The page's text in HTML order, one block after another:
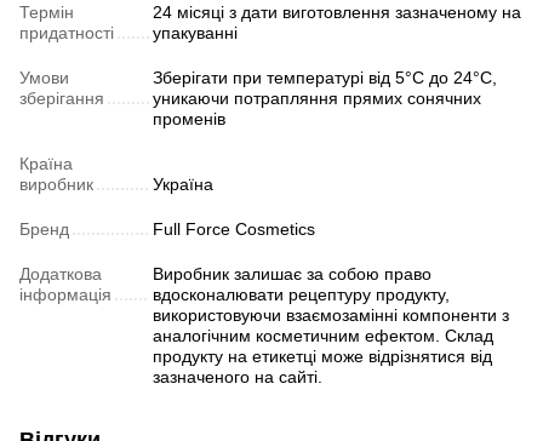
Термін
придатності
24 місяці з дати виготовлення зазначеному на
упакуванні
Умови
зберігання
Зберігати при температурі від 5°C до 24°C,
уникаючи потрапляння прямих сонячних
променів
Країна
виробник
Україна
Бренд Full Force Cosmetics
Додаткова
інформація
Виробник залишає за собою право
вдосконалювати рецептуру продукту,
використовуючи взаємозамінні компоненти з
аналогічним косметичним ефектом. Склад
продукту на етикетці може відрізнятися від
зазначеного на сайті.